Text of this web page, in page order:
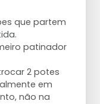
que partem
patinador
2 potes
em
não na